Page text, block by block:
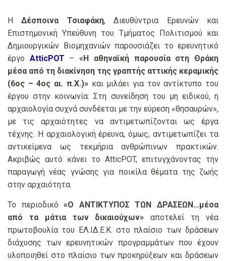
ΗΔέσποινα Τσιαφάκη, Διευθύντρια Ερευνών και
Επιστημονική Υπεύθυνη του Τμήματος Πολιτισμού και
Δημιουργικών Βιομηχανιών παρουσιάζει το ερευνητικό
έργο AtticPOT –«Η αθηναϊκή παρουσία στη Θράκη
μέσα από τη διακίνηση της γραπτής αττικής κεραμικής
(6ος – 4ος αι. π.Χ.)»και μιλάει για τον αντίκτυπο του
έργου στην κοινωνία: Στη συνείδηση του μη ειδικού, η
αρχαιολογία συχνά συνδέεται με την εύρεση «θησαυρών»,
με τις αρχαιότητες να αντιμετωπίζονται ως έργα
τέχνης. Η αρχαιολογική έρευνα, όμως, αντιμετωπίζει τα
αντικείμενα ως τεκμήρια ανθρώπινων πρακτικών.
Ακριβώς αυτό κάνει το AtticPOT, επιτυγχάνοντας την
παραγωγή νέας γνώσης για ποικίλα θέματα της ζωής
στην αρχαιότητα.
Το περιοδικό«Ο ΑΝΤΙΚΤΥΠΟΣ ΤΩΝ ΔΡΑΣΕΩΝ…μέσα
από τα μάτια των δικαιούχων»αποτελεί τη νέα
πρωτοβουλία του ΕΛ.ΙΔ.Ε.Κ. στο πλαίσιο των δράσεων
διάχυσης των ερευνητικών προγραμμάτων που έχουν
υλοποιηθεί στο πλαίσιο των προκηρύξεων και δράσεων